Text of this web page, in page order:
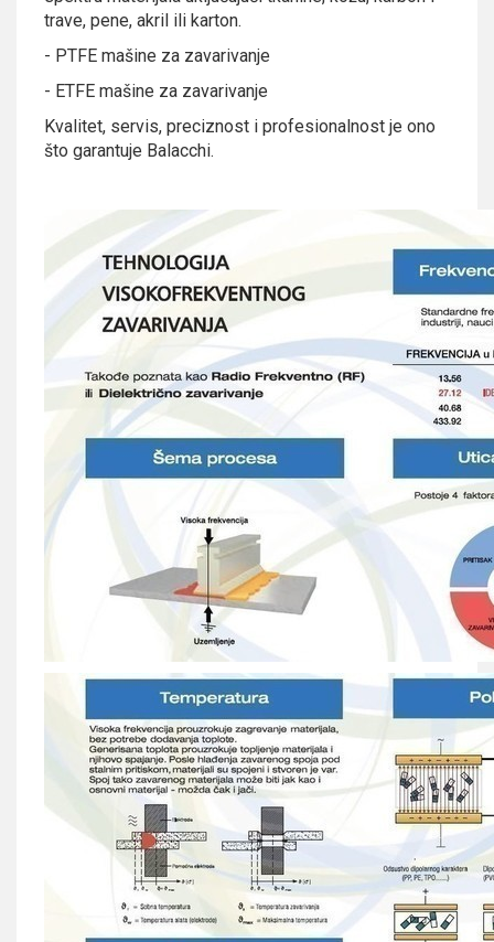
trave, pene, akril ili karton.
- PTFE mašine za zavarivanje
- ETFE mašine za zavarivanje
Kvalitet, servis, preciznost i profesionalnost je ono
što garantuje Balacchi.